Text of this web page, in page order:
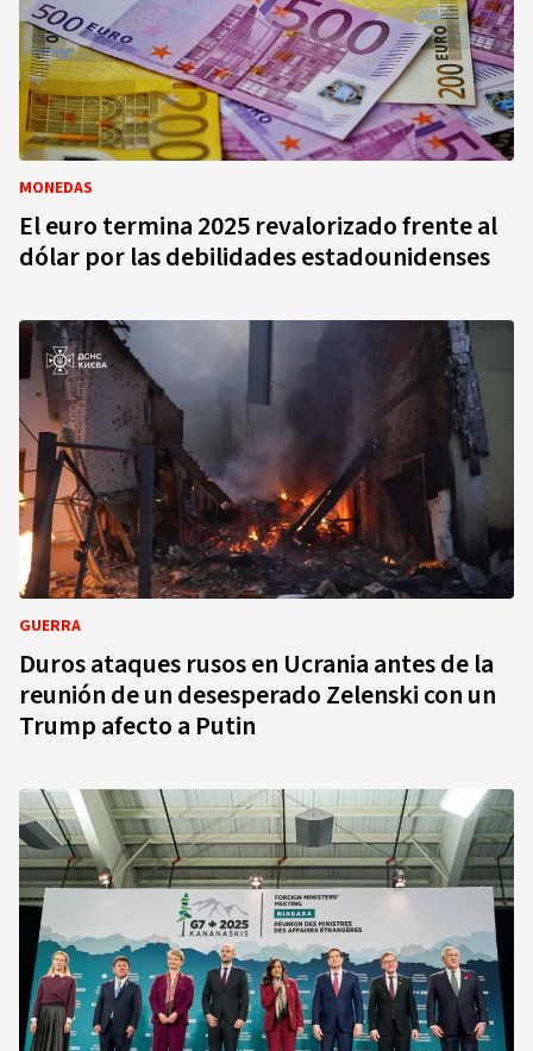
MONEDAS
El euro termina 2025 revalorizado frente al
dólar por las debilidades estadounidenses
GUERRA
Duros ataques rusos en Ucrania antes de la
reunión de un desesperado Zelenski con un
Trump afecto a Putin